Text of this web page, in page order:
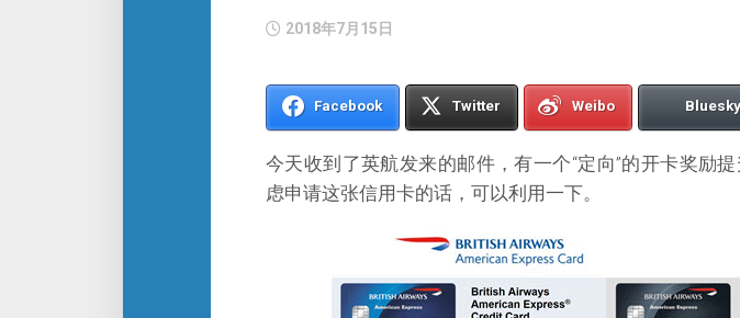
2018年7月15日
Facebook Twitter Weibo Bluesky
今天收到了英航发来的邮件，有一个“定向”的开卡奖励
虑申请这张信用卡的话，可以利用一下。